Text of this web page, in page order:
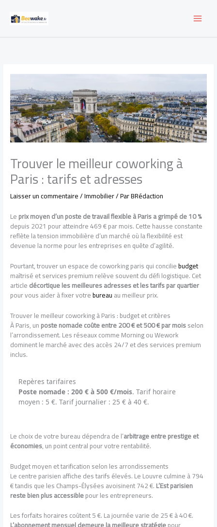
contenu
Trouver le meilleur coworking à
Paris : tarifs et adresses
Laisser un commentaire/Immobilier/ ParBRédaction
Leprix moyen d’un poste de travail flexible à Paris a grimpé de 10 %
depuis 2021 pour atteindre 469 € par mois. Cette hausse constante
reflète la tension immobilière d’un marché où la flexibilité est
devenue la norme pour les entreprises en quête d’agilité.
Pourtant, trouver un espace de coworking paris qui conciliebudget
maîtrisé et services premium relève souvent du défi logistique. Cet
articledécortique les meilleures adresses et les tarifs par quartier
pour vous aider à fixer votrebureauau meilleur prix.
Trouver le meilleur coworking à Paris : budget et critères
À Paris, unposte nomade coûte entre 200 € et 500 € par moisselon
l’arrondissement. Les réseaux comme Morning ou Wework
dominent le marché avec des accès 24/7 et des services premium
inclus.
Repères tarifaires
Poste nomade : 200 € à 500 €/mois. Tarif horaire
moyen : 5 €. Tarif journalier : 25 € à 40 €.
Le choix de votre bureau dépendra de l’arbitrage entre prestige et
économies, un point central pour votre rentabilité.
Budget moyen et tarification selon les arrondissements
Le centre parisien affiche des tarifs élevés. Le Louvre culmine à 794
€ tandis que les Champs-Élysées avoisinent 742 €.L’Est parisien
reste bien plus accessiblepour les entrepreneurs.
Les forfaits horaires coûtent 5 €. La journée varie de 25 € à 40 €.